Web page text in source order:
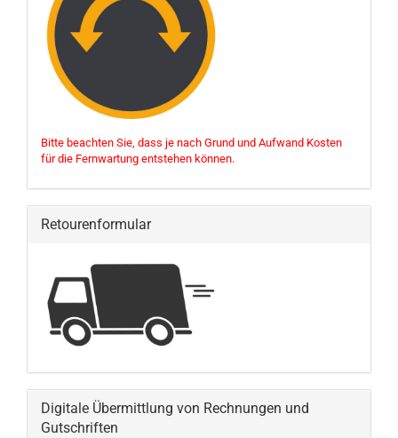
Bitte beachten Sie, dass je nach Grund und Aufwand Kosten
für die Fernwartung entstehen können.
Retourenformular
Digitale Übermittlung von Rechnungen und
Gutschriften